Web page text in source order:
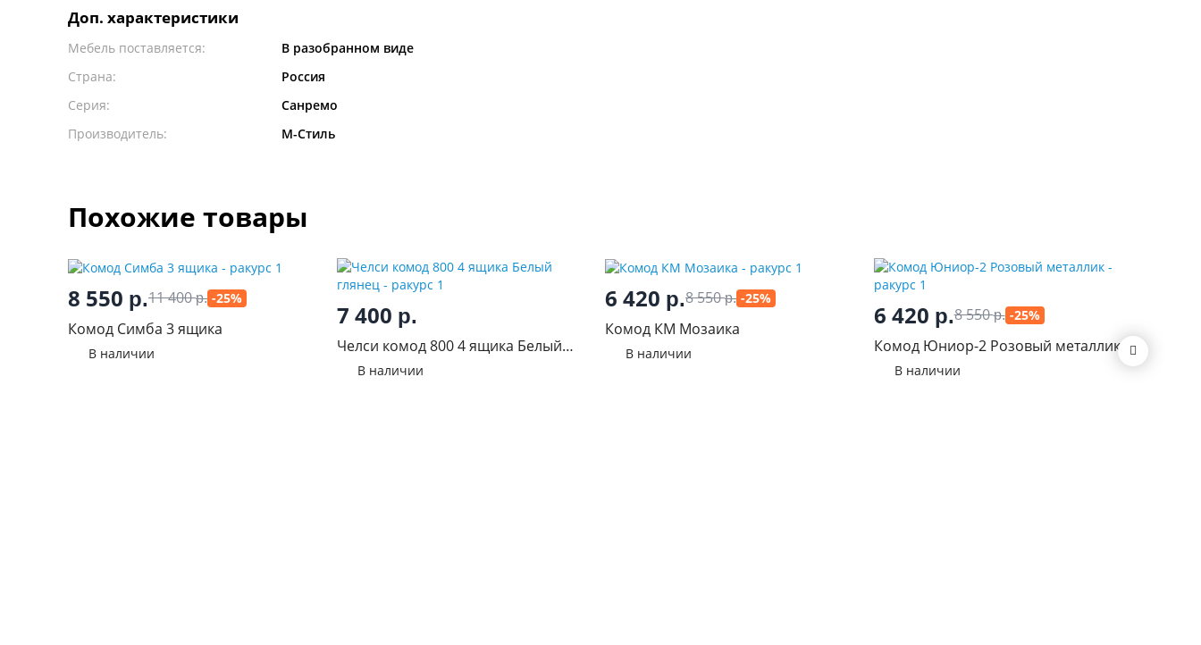
Доп. характеристики
Мебель поставляется:
В разобранном виде
Страна:
Россия
Серия:
Санремо
Производитель:
М-Стиль
Похожие товары
8 550 р.11 400р. -25%
Комод Симба 3 ящика
В наличии
7 400 р.
Челси комод 800 4 ящика Белый
глянец
В наличии
6 420 р.8 550р. -25%
Комод КМ Мозаика
В наличии
6 420 р.8 550р. -25%
Комод Юниор-2 Розовый металлик
В наличии